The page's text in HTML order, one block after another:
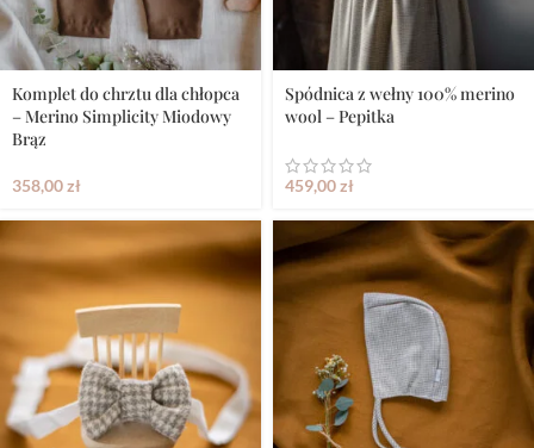
Komplet do chrztu dla chłopca
– Merino Simplicity Miodowy
Brąz
358,00zł
Spódnica z wełny 100% merino
wool – Pepitka
459,00zł